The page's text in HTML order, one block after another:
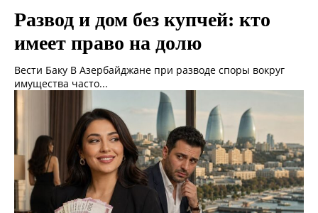
Развод и дом без купчей: кто
имеет право на долю
Вести Баку В Азербайджане при разводе споры вокруг
имущества часто...